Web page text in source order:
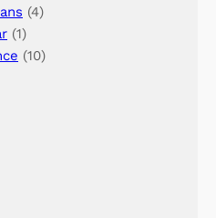
(4)
(1)
(10)